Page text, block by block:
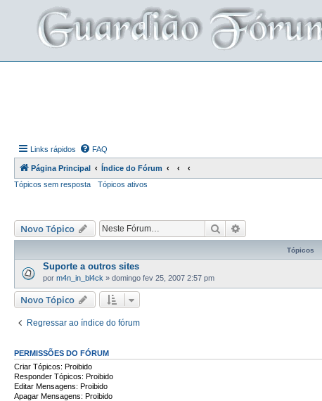
Links rápidos FAQ
Página Principal
Índice do Fórum
Tópicos sem resposta
Tópicos ativos
Novo Tópico Pesquisar
Tópicos
Suporte a outros sites
por m4n_in_bl4ck » domingo fev 25, 2007 2:57 pm
Novo Tópico
Regressar ao índice do fórum
PERMISSÕES DO FÓRUM
Criar Tópicos: Proibido
Responder Tópicos: Proibido
Editar Mensagens: Proibido
Apagar Mensagens: Proibido